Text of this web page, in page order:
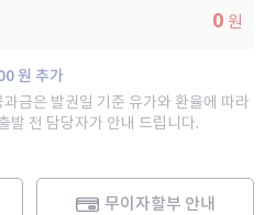
0 원
원 추가
금은 발권일 기준 유가와 환율에 따라
발 전 담당자가 안내 드립니다.
무이자할부 안내